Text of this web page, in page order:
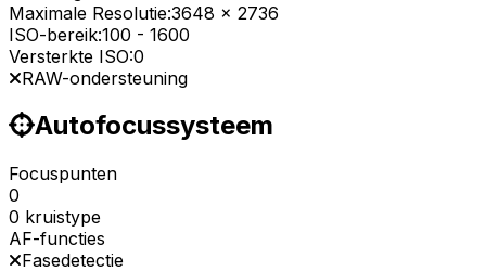
Maximale Resolutie:3648 x 2736
ISO-bereik:100 - 1600
Versterkte ISO:0
RAW-ondersteuning
Autofocussysteem
Focuspunten
0
0 kruistype
AF-functies
Fasedetectie